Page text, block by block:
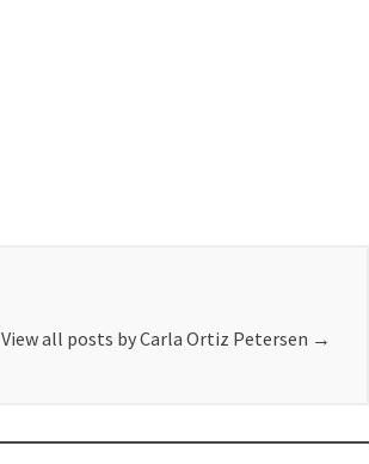
View all posts by Carla Ortiz Petersen →